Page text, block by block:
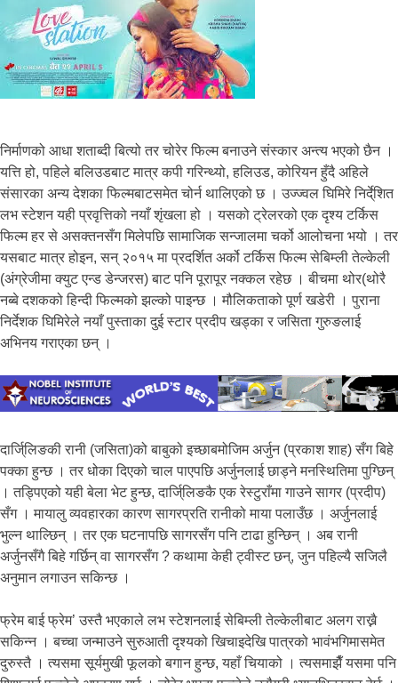
निर्माणको आधा शताब्दी बित्यो तर चोरेर फिल्म बनाउने संस्कार अन्त्य भएको छैन ।
यत्ति हो, पहिले बलिउडबाट मात्र कपी गरिन्थ्यो, हलिउड, कोरियन हुँदै अहिले
संसारका अन्य देशका फिल्मबाटसमेत चोर्न थालिएको छ । उज्ज्वल घिमिरे निर्दे्शित
लभ स्टेशन यही प्रवृत्तिको नयाँ शृंखला हो । यसको ट्रेलरको एक दृश्य टर्किस
फिल्म हर से असक्तनसँग मिलेपछि सामाजिक सन्जालमा चर्को आलोचना भयो । तर
यसबाट मात्र होइन, सन् २०१५ मा प्रदर्शित अर्को टर्किस फिल्म सेबिम्ली तेल्केली
(अंग्रेजीमा क्युट एन्ड डेन्जरस) बाट पनि पूरापूर नक्कल रहेछ । बीचमा थोर(थोरै
नब्बे दशकको हिन्दी फिल्मको झल्को पाइन्छ । मौलिकताको पूर्ण खडेरी । पुराना
निर्देशक घिमिरेले नयाँ पुस्ताका दुई स्टार प्रदीप खड्का र जसिता गुरुङलाई
अभिनय गराएका छन् ।
दार्जि्लिङकी रानी (जसिता)को बाबुको इच्छाबमोजिम अर्जुन (प्रकाश शाह) सँग बिहे
पक्का हुन्छ । तर धोका दिएको चाल पाएपछि अर्जुनलाई छाड्ने मनस्थितिमा पुग्छिन्
। तड्पिएको यही बेला भेट हुन्छ, दार्जि्लिङकै एक रेस्टुराँमा गाउने सागर (प्रदीप)
सँग । मायालु व्यवहारका कारण सागरप्रति रानीको माया पलाउँछ । अर्जुनलाई
भुल्न थाल्छिन् । तर एक घटनापछि सागरसँग पनि टाढा हुन्छिन् । अब रानी
अर्जुनसँगै बिहे गर्छिन् वा सागरसँग ? कथामा केही ट्वीस्ट छन्, जुन पहिल्यै सजिलै
अनुमान लगाउन सकिन्छ ।
फ्रेम बाई फ्रेम’ उस्तै भएकाले लभ स्टेशनलाई सेबिम्ली तेल्केलीबाट अलग राख्नै
सकिन्न । बच्चा जन्माउने सुरुआती दृश्यको खिचाइदेखि पात्रको भावंभगिमासमेत
दुरुस्तै । त्यसमा सूर्यमुखी फूलको बगान हुन्छ, यहाँ चियाको । त्यसमाझैँ यसमा पनि